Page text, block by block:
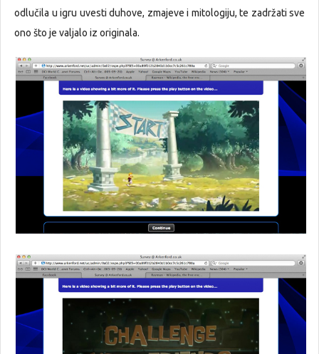
odlučila u igru uvesti duhove, zmajeve i mitologiju, te zadržati sve
ono što je valjalo iz originala.